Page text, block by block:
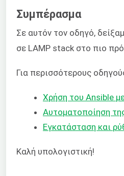
Συμπέρασμα
Σε αυτόν τον οδηγό,
σε LAMP stack στο πιο
Για περισσότερους
Χρήση του Ansible
Αυτοματοποίηση
Εγκατάσταση και
Καλή υπολογιστική!